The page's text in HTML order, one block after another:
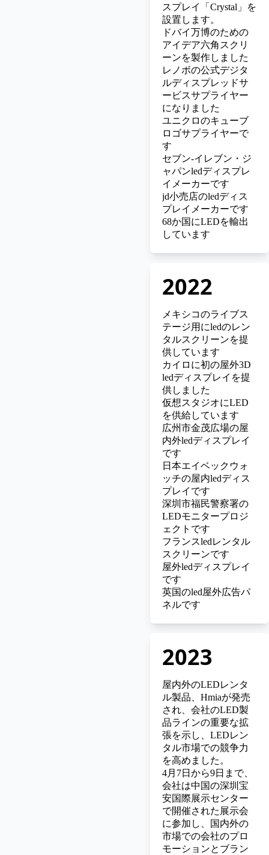
スプレイ「Crystal」を
設置します。
ドバイ万博のための
アイデア六角スクリ
ーンを製作しました
レノボの公式デジタ
ルディスプレッドサ
ービスサプライヤー
になりました
ユニクロのキューブ
ロゴサプライヤーで
す
セブン‐イレブン・ジ
ャパンledディスプレ
イメーカーです
jd小売店のledディス
プレイメーカーです
68か国にLEDを輸出
しています
2022
メキシコのライブス
テージ用にledのレン
タルスクリーンを提
供しています
カイロに初の屋外3D
ledディスプレイを提
供しました
仮想スタジオにLED
を供給しています
広州市金茂広場の屋
内外ledディスプレイ
です
日本エイベックウォ
ッチの屋内ledディス
プレイです
深圳市福民警察署の
LEDモニタープロジ
ェクトです
フランスledレンタル
スクリーンです
屋外ledディスプレイ
です
英国のled屋外広告パ
ネルです
2023
屋内外のLEDレンタ
ル製品、Hmiaが発売
され、会社のLED製
品ラインの重要な拡
張を示し、LEDレン
タル市場での競争力
を高めました。
4月7日から9日まで、
会社は中国の深圳宝
安国際展示センター
で開催された展示会
に参加し、国内外の
市場での会社のプロ
モーションとブラン